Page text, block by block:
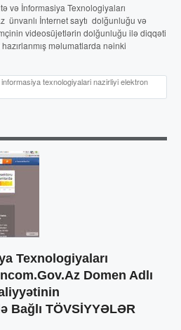
və İnformasiya Texnologiyaları
ünvanlı İnternet saytı dolğunluğu və
videosüjetlərin dolğunluğu ilə diqqəti
məlumatlarda nəinki
texnologiyalari nazirliyi elektron
Texnologiyaları
Domen Adlı
Bağlı TÖVSİYYƏLƏR